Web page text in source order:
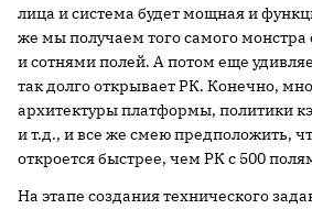
лица и система будет мощная и
же мы получаем того самого монстра
и сотнями полей. А потом еще
так долго открывает РК. Конечно,
архитектуры платформы, политики
и т.д., и все же смею предположить,
откроется быстрее, чем РК с 500
На этапе создания технического